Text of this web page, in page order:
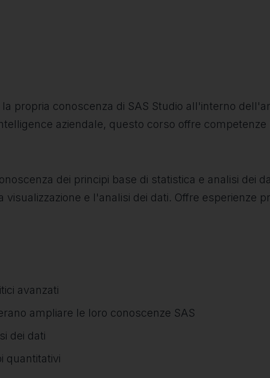
propria conoscenza di SAS Studio all'interno
aziendale, questo corso offre
dei principi base di statistica e analisi dei
e l'analisi dei dati. Offre esperienze
avanzati
ampliare le loro conoscenze SAS
dei dati
quantitativi